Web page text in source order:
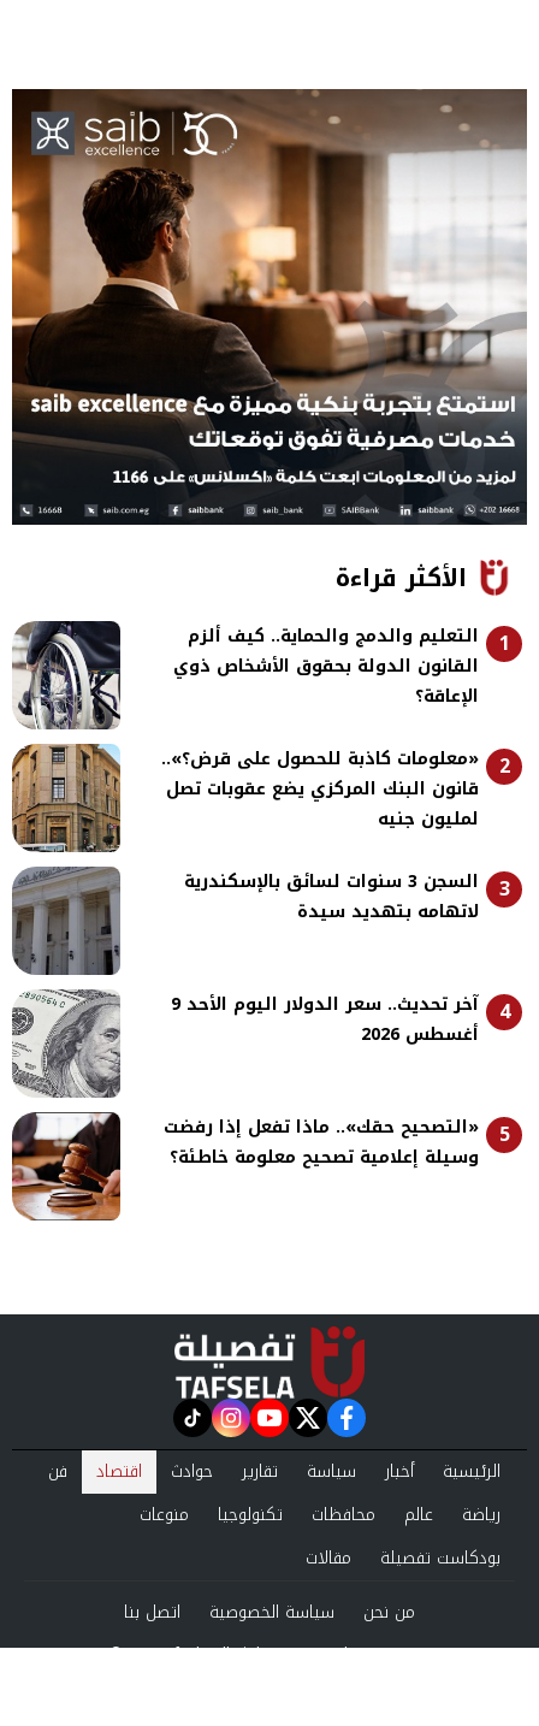
الأكثر قراءة
1
التعليم والدمج والحماية.. كيف ألزم
القانون الدولة بحقوق الأشخاص ذوي
الإعاقة؟
2
«معلومات كاذبة للحصول على قرض؟»..
قانون البنك المركزي يضع عقوبات تصل
لمليون جنيه
3
السجن 3 سنوات لسائق بالإسكندرية
لاتهامه بتهديد سيدة
4
آخر تحديث.. سعر الدولار اليوم الأحد 9
أغسطس 2026
5
«التصحيح حقك».. ماذا تفعل إذا رفضت
وسيلة إعلامية تصحيح معلومة خاطئة؟
facebook
twitter
youtube
instagram
tiktok
الرئيسية أخبار سياسة تقارير حوادث اقتصاد
فن
رياضة
عالم محافظات تكنولوجيا
منوعات
بودكاست تفصيلة
مقالات
من نحن
سياسة الخصوصية اتصل بنا
©2024 tafsela All Rights Reserved.